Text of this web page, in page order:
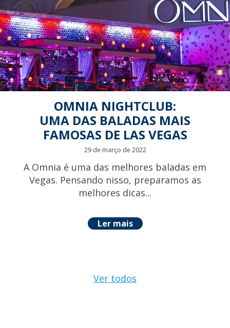
OMNIA NIGHTCLUB:
UMA DAS BALADAS MAIS
FAMOSAS DE LAS VEGAS
29 de março de 2022
A Omnia é uma das melhores baladas em
Vegas. Pensando nisso, preparamos as
melhores dicas...
Ler mais
Ver todos